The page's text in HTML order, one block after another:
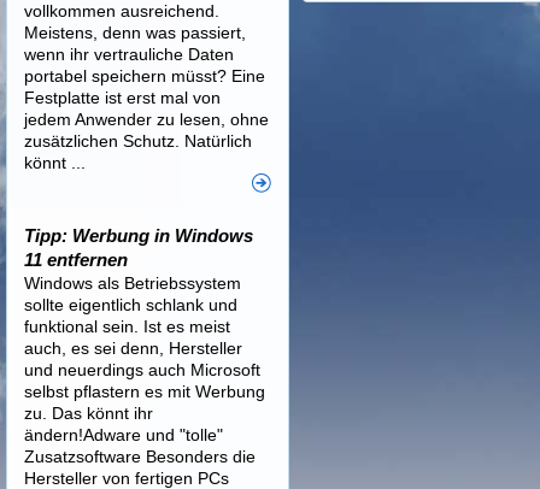
vollkommen ausreichend.
Meistens, denn was passiert,
wenn ihr vertrauliche Daten
portabel speichern müsst? Eine
Festplatte ist erst mal von
jedem Anwender zu lesen, ohne
zusätzlichen Schutz. Natürlich
könnt ...
Tipp: Werbung in Windows
11 entfernen
Windows als Betriebssystem
sollte eigentlich schlank und
funktional sein. Ist es meist
auch, es sei denn, Hersteller
und neuerdings auch Microsoft
selbst pflastern es mit Werbung
zu. Das könnt ihr
ändern!Adware und "tolle"
Zusatzsoftware Besonders die
Hersteller von fertigen PCs